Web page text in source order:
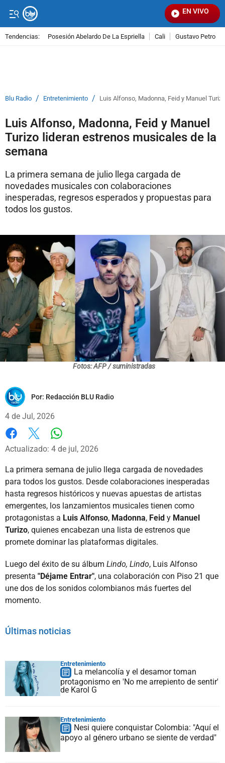
EN VIVO
Tendencias: Posesión Abelardo De La Espriella Cali Gustavo Petro
Blu Radio / Entretenimiento / Luis Alfonso, Madonna, Feid y Manuel
Luis Alfonso, Madonna, Feid y Manuel
Turizo lideran estrenos musicales de la
semana
La primera semana de julio llega cargada de
novedades musicales con colaboraciones
inesperadas, regresos esperados y propuestas para
todos los gustos.
Fotos: AFP / suministradas
Por: Redacción BLU Radio
4 de Jul, 2026
Facebook
X
Actualizado: 4 de jul, 2026
La primera semana de julio llega cargada de novedades
para todos los gustos. Desde colaboraciones inesperadas
hasta regresos históricos y nuevas apuestas de artistas
emergentes, los lanzamientos musicales tienen como
protagonistas a Luis Alfonso, Madonna, Feid y Manuel
Turizo, quienes encabezan una lista de estrenos que
promete dominar las plataformas digitales.
Luego del éxito de su álbum Lindo, Lindo, Luis Alfonso
presenta "Déjame Entrar", una colaboración con Piso 21 que
une dos de los sonidos colombianos más fuertes del
momento.
Últimas noticias
Entretenimiento
La melancolía y el desamor toman
protagonismo en 'No me arrepiento de sentir'
de Karol G
Entretenimiento
Nesi quiere conquistar Colombia: "Aquí el
apoyo al género urbano se siente de verdad"